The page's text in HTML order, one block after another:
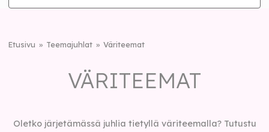
Etusivu Teemajuhlat Väriteemat
VÄRITEEMAT
Oletko järjetämässä juhlia tietyllä väriteemalla? Tutustu